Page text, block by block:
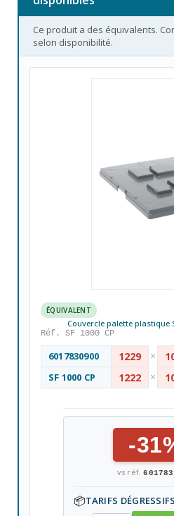
Ce produit a des équivalents.
selon disponibilité.
ÉQUIVALENT
Couvercle palette plastique
Réf. SF 1000 CP
6017830900 1229 ×
SF 1000 CP 1222 ×
-
vs réf.
📦TARIFS DÉGRESSIFS